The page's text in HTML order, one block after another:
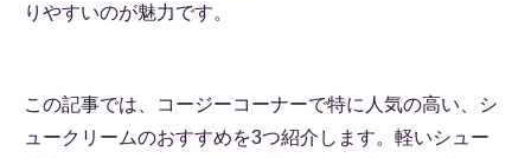
りやすいのが魅力です。
この記事では、コージーコーナーで特に人気の高い、シ
ュークリームのおすすめを3つ紹介します。軽いシュー